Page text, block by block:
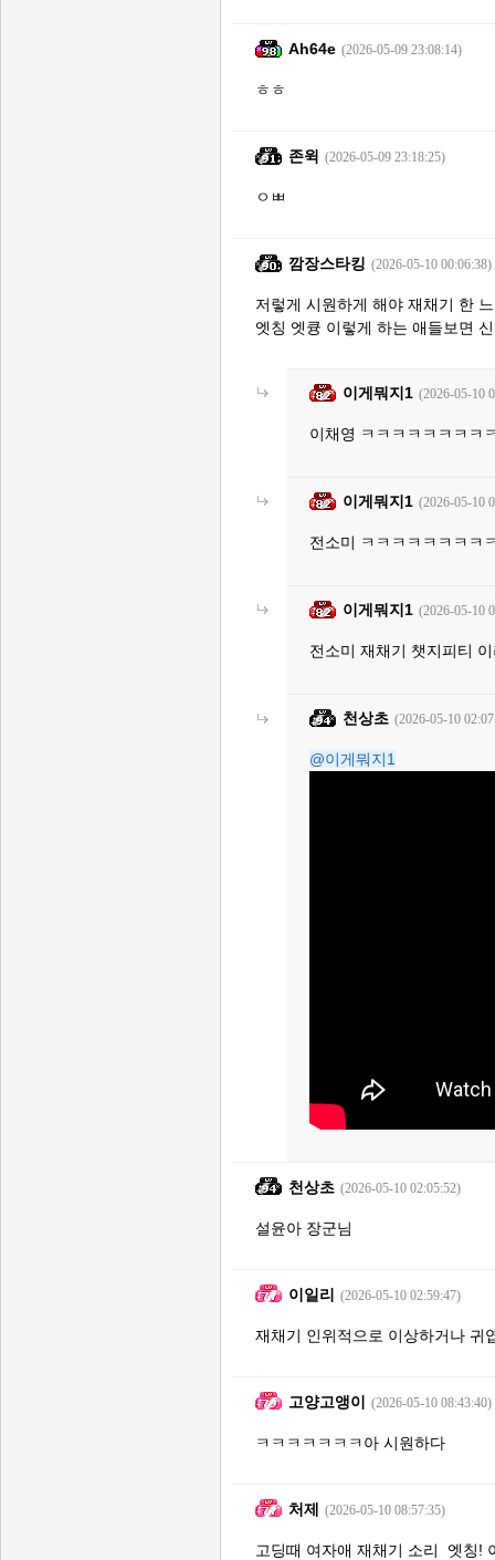
Ah64e (2026-05-09 23:08:14)
ㅎㅎ
존윅 (2026-05-09 23:18:25)
ㅇㅃ
깜장스타킹 (2026-05-10 00:06:38)
저렇게 시원하게 해야 재채기 한
엣칭 엣큥 이렇게 하는 애들보면
이게뭐지1 (2026-05-10
이채영 ㅋㅋㅋㅋㅋㅋㅋㅋ
이게뭐지1 (2026-05-10
전소미 ㅋㅋㅋㅋㅋㅋㅋㅋ
이게뭐지1 (2026-05-10
전소미 재채기 챗지피티
천상초 (2026-05-10
@이게뭐지1
천상초 (2026-05-10 02:05:52)
설윤아 장군님
이일리 (2026-05-10 02:59:47)
재채기 인위적으로 이상하거나 귀
고양고앵이 (2026-05-10 08:43:40)
ㅋㅋㅋㅋㅋㅋㅋ아 시원하다
처제 (2026-05-10 08:57:35)
고딩때 여자애 재채기 소리 엣칭!